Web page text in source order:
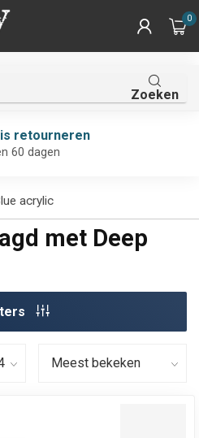
0
Zoeken
retourneren
60 dagen
acrylic
met Deep